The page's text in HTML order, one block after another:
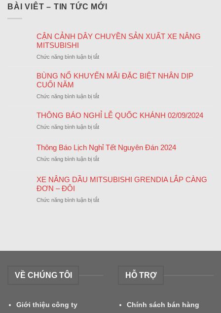
BÀI VIÊT – TIN TỨC MỚI
CẬN CẢNH DÂY CHUYỀN SẢN XUẤT XE NÂNG
MITSUBISHI
Chức năng bình luận bị tắtở
CẢNH
SẢN
XE
BÙNG NỔ KHUYẾN MÃI ĐẶC BIỆT NHÂN DỊP
CUỐI NĂM
Chức năng bình luận bị tắtở
NỔ
KHUYẾN
MÃI
BIỆT
NĂM
THÔNG BÁO NGHỈ LỄ QUỐC KHÁNH 02/09/2024
Chức năng bình luận bị tắtở
BÁO
NGHỈ
LỄ
KHÁNH
Thông Báo Lịch Nghỉ Tết Nguyên Đán 2024
Chức năng bình luận bị tắtở
Báo
Lịch
Tết
XE NÂNG DẦU MITSUBISHI GRENDIA LẮP CÀNG
ĐƠN – ĐÔI
Chức năng bình luận bị tắtở
LẮP
VỀ CHÚNG TÔI
Giới thiệu công ty
HỖ TRỢ
Chính sách bán hàng